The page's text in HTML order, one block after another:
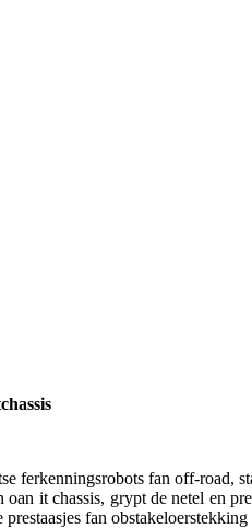
ferkenningsrobots fan off-road,
it chassis, grypt de netel en
fan